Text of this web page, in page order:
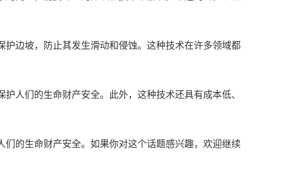
边坡，防止其发生滑动和侵蚀。这种技术在许多领域都
人们的生命财产安全。此外，这种技术还具有成本低、
的生命财产安全。如果你对这个话题感兴趣，欢迎继续